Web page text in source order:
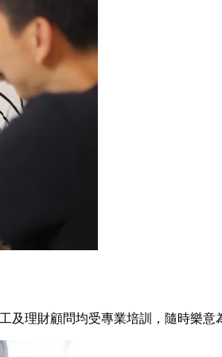
理財顧問均受專業培訓，隨時樂意